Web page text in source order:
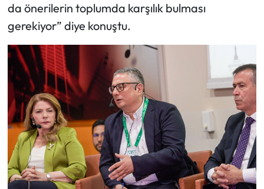
da önerilerin toplumda karşılık bulması
gerekiyor” diye konuştu.